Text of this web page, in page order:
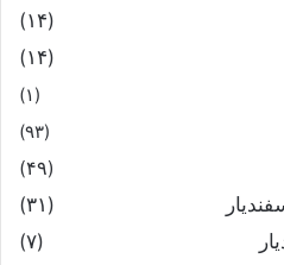
(۱۴)
(۱۴)
(۱)
(۹۳)
(۴۹)
(۳۱)
(۷)